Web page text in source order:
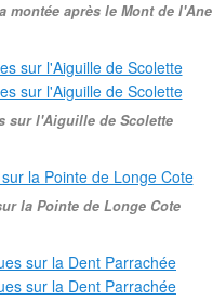
montée après le Mont de l'Ane
sur l'Aiguille de Scolette
la Pointe de Longe Cote